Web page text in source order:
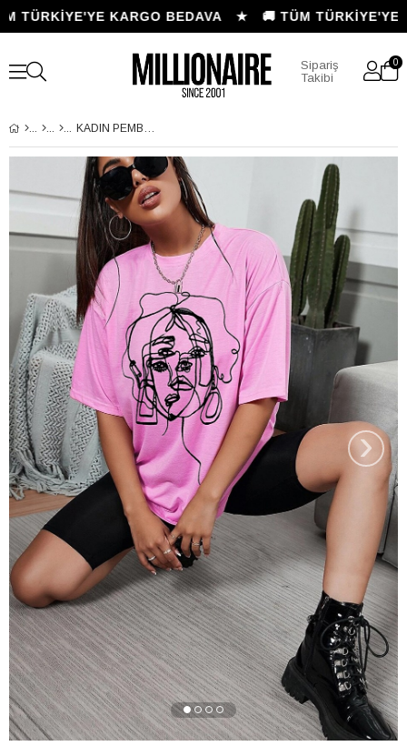
TÜRKİYE'YE KARGO BEDAVA ★🚚 TÜM TÜRKİYE'YE
Sipariş
Takibi
0
KADIN PEMBE YÜZ SURAT DETAYLI OVERSIZE T-SHIRT - K2194
›